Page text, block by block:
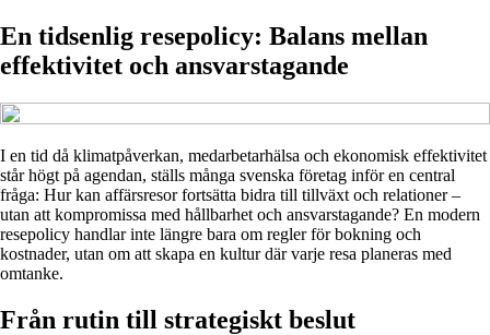
En tidsenlig resepolicy: Balans mellan
effektivitet och ansvarstagande
I en tid då klimatpåverkan, medarbetarhälsa och ekonomisk effektivitet
står högt på agendan, ställs många svenska företag inför en central
fråga: Hur kan affärsresor fortsätta bidra till tillväxt och relationer –
utan att kompromissa med hållbarhet och ansvarstagande? En modern
resepolicy handlar inte längre bara om regler för bokning och
kostnader, utan om att skapa en kultur där varje resa planeras med
omtanke.
Från rutin till strategiskt beslut